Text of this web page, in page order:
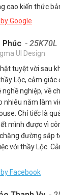
cao kiến thức
Google
Phúc - 25K70L
UI Design
tuyệt vời sau
Lộc, cảm
nghề nghiệp, về
nhiêu năm làm
Chỉ tiếc là
mình được vì
đường sắp
với thầy Lộc.
Facebook